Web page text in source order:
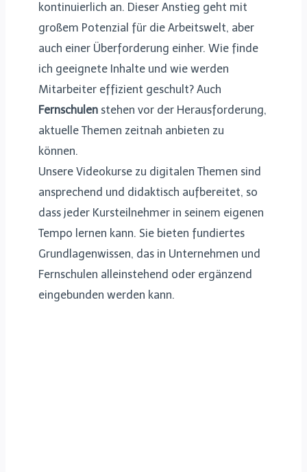
kontinuierlich an. Dieser Anstieg geht mit
großem Potenzial für die Arbeitswelt, aber
auch einer Überforderung einher. Wie finde
ich geeignete Inhalte und wie werden
Mitarbeiter effizient geschult? Auch
Fernschulen stehen vor der Herausforderung,
aktuelle Themen zeitnah anbieten zu
können.
Unsere Videokurse zu digitalen Themen sind
ansprechend und didaktisch aufbereitet, so
dass jeder Kursteilnehmer in seinem eigenen
Tempo lernen kann. Sie bieten fundiertes
Grundlagenwissen, das in Unternehmen und
Fernschulen alleinstehend oder ergänzend
eingebunden werden kann.